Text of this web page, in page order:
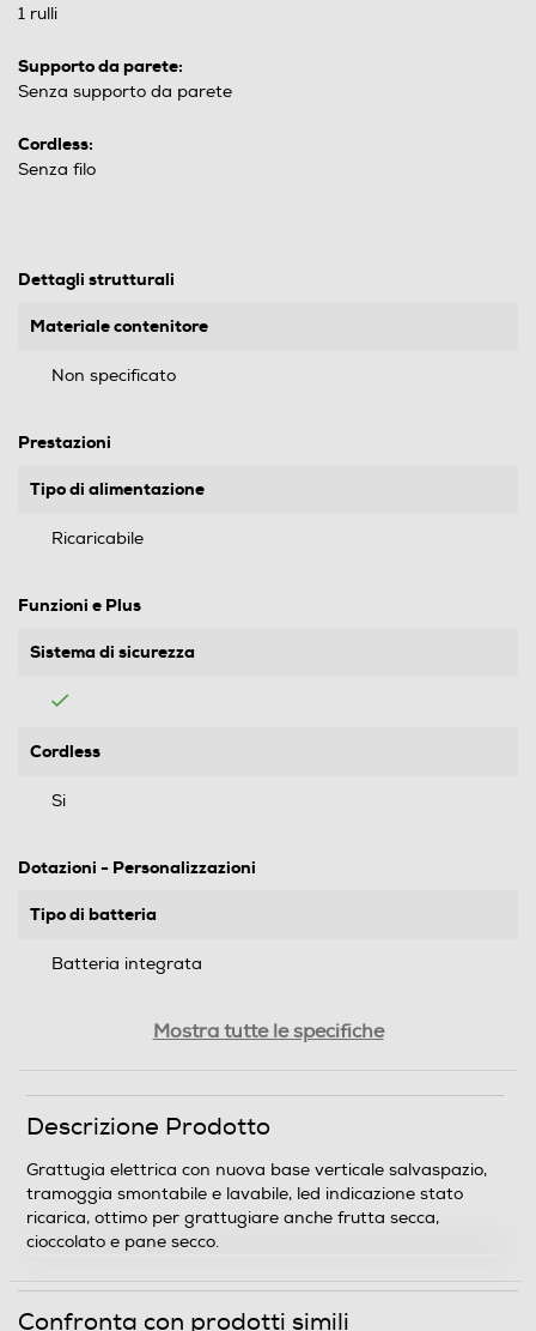
1 rulli
Supporto da parete:
Senza supporto da parete
Cordless:
Senza filo
Dettagli strutturali
Materiale contenitore
Non specificato
Prestazioni
Tipo di alimentazione
Ricaricabile
Funzioni e Plus
Sistema di sicurezza
Cordless
Si
Dotazioni - Personalizzazioni
Tipo di batteria
Batteria integrata
1
Materiale rulli
Mostra tutte le specifiche
Descrizione Prodotto
Grattugia elettrica con nuova base verticale salvaspazio,
tramoggia smontabile e lavabile, led indicazione stato
ricarica, ottimo per grattugiare anche frutta secca,
cioccolato e pane secco.
Confronta con prodotti simili